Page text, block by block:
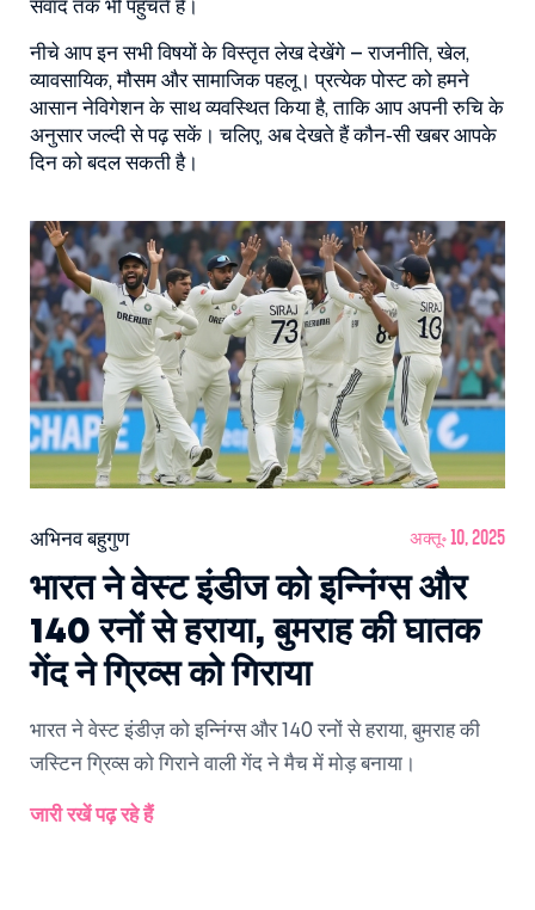
संवाद तक भी पहुँचते हैं।
नीचे आप इन सभी विषयों के विस्तृत लेख देखेंगे – राजनीति, खेल,
व्यावसायिक, मौसम और सामाजिक पहलू। प्रत्येक पोस्ट को हमने
आसान नेविगेशन के साथ व्यवस्थित किया है, ताकि आप अपनी रुचि के
अनुसार जल्दी से पढ़ सकें। चलिए, अब देखते हैं कौन‑सी खबर आपके
दिन को बदल सकती है।
अभिनव बहुगुण अक्तू॰ 10, 2025
भारत ने वेस्ट इंडीज को इन्निंग्स और
140 रनों से हराया, बुमराह की घातक
गेंद ने ग्रिव्स को गिराया
भारत ने वेस्ट इंडीज़ को इन्निंग्स और 140 रनों से हराया, बुमराह की
जस्टिन ग्रिव्स को गिराने वाली गेंद ने मैच में मोड़ बनाया।
जारी रखें पढ़ रहे हैं